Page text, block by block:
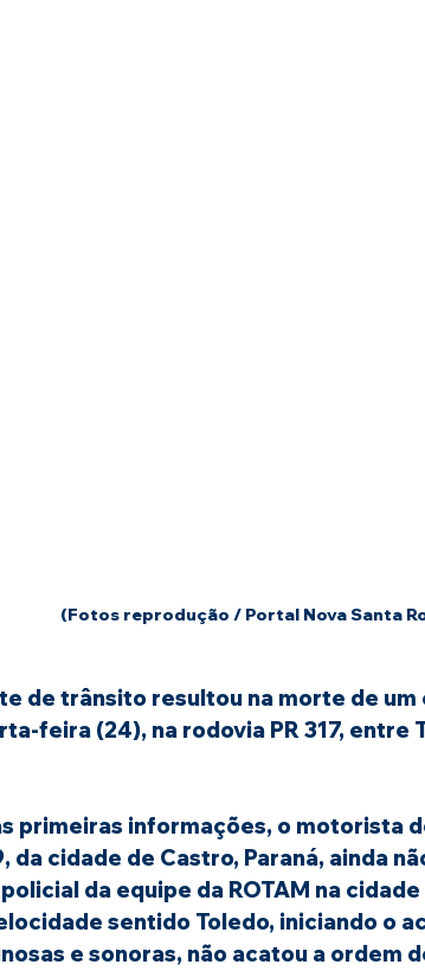
(Fotos reprodução / Portal Nova Santa
de trânsito resultou na morte de
feira (24), na rodovia PR 317, entre
primeiras informações, o motorista
da cidade de Castro, Paraná, ainda
da equipe da ROTAM na
sentido Toledo, iniciando o
e sonoras, não acatou a ordem